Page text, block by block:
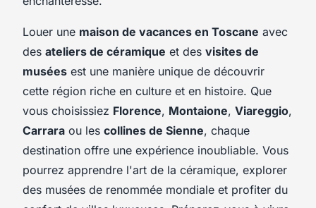
Louer une maison de vacances en Toscane avec
des ateliers de céramique et des visites de
musées est une manière unique de découvrir
cette région riche en culture et en histoire. Que
vous choisissiez Florence, Montaione, Viareggio,
Carrara ou les collines de Sienne, chaque
destination offre une expérience inoubliable. Vous
pourrez apprendre l'art de la céramique, explorer
des musées de renommée mondiale et profiter du